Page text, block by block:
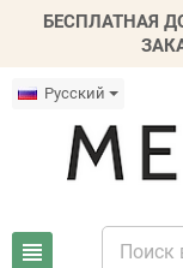
БЕСПЛАТНАЯ
Русский
view_headline